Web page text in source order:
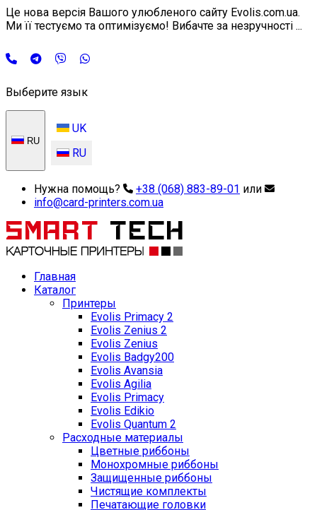
Це нова версія Вашого улюбленого сайту Evolis.com.ua.
Ми її тестуємо та оптимізуємо! Вибачте за незручності ...
Выберите язык
RU
UK
RU
Нужна помощь? +38 (068) 883-89-01 или
info@card-printers.com.ua
Главная
Каталог
Принтеры
Evolis Primacy 2
Evolis Zenius 2
Evolis Zenius
Evolis Badgy200
Evolis Avansia
Evolis Agilia
Evolis Primacy
Evolis Edikio
Evolis Quantum 2
Расходные материалы
Цветные риббоны
Монохромные риббоны
Защищенные риббоны
Чистящие комплекты
Печатающие головки